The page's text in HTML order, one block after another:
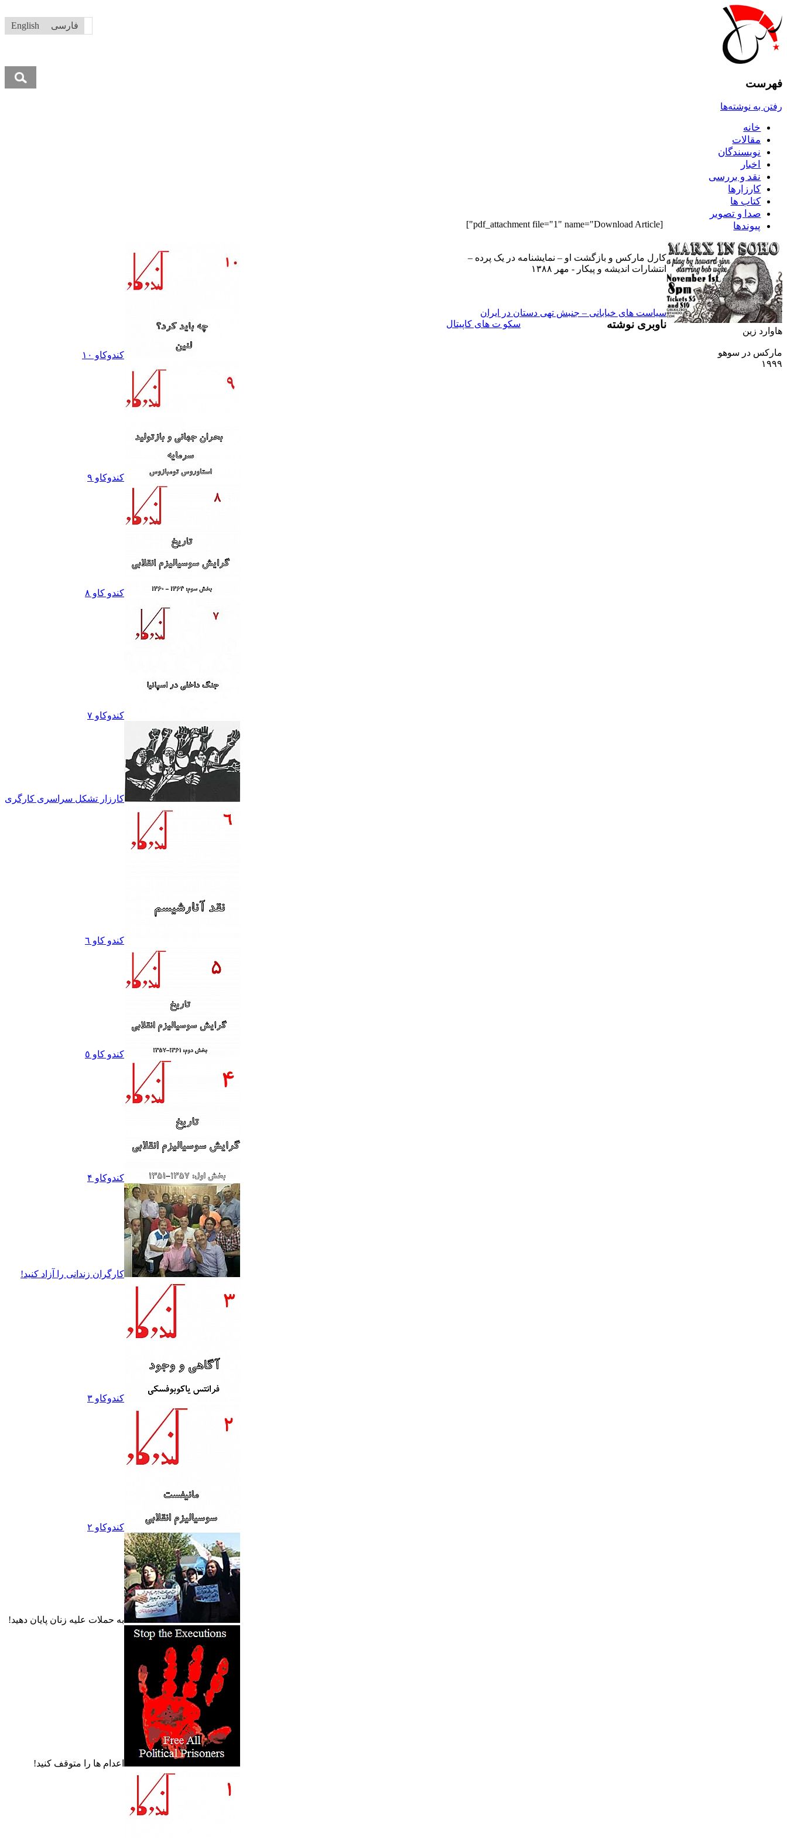
فارسی English
فهرست
رفتن به نوشته‌ها
خانه
مقالات
نويسندگان
اخبار
نقد و بررسى
کارزارها
کتاب ها
صدا و تصوير
پيوندها
[pdf_attachment file="1" name="Download Article"]
هاوارد زين
مارکس در سوهو
۱۹۹۹
کارل مارکس و بازگشت او – نمايشنامه در يک پرده –
انتشارات انديشه و پيکار - مهر ۱۳۸۸
سياست هاى خيابانى – جنبش تهى دستان در ايران
سکو ت های کاپیتال
ناوبری نوشته
کندوکاو ١٠
کندوکاو ٩
کندو کاو ٨
کندوکاو ۷
کارزار تشکل سراسرى کارگرى
کندو کاو ٦
کندو کاو ٥
کندوکاو ۴
کارگران زندانى را آزاد کنيد!
کندوکاو ۳
کندوکاو ۲
به حملات عليه زنان پايان دهيد!
اعدام ها را متوقف کنيد!